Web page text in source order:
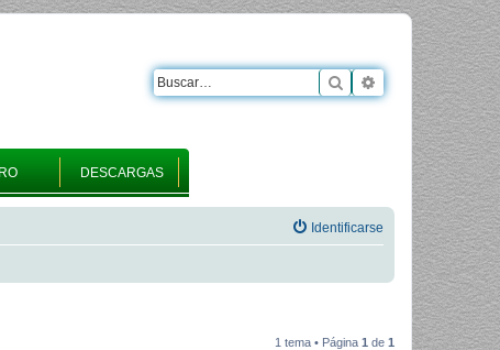
DESCARGAS
Buscar Búsqueda
Identificarse
1 tema • Página 1 de 1